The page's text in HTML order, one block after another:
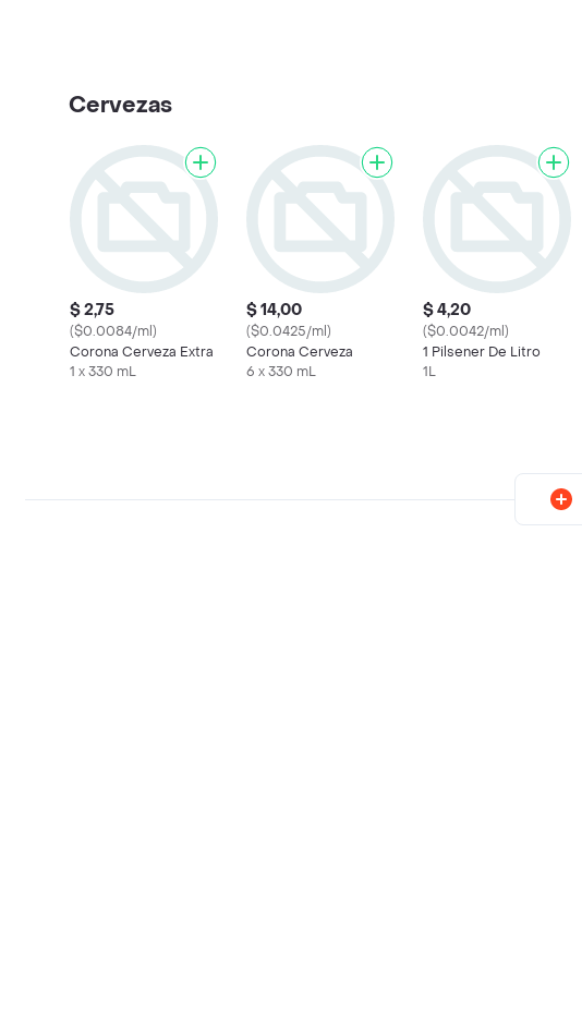
Cervezas
$ 2,75
($0.0084/ml)
Corona Cerveza Extra
1 x 330 mL
$ 14,00
($0.0425/ml)
Corona Cerveza
6 x 330 mL
$ 4,20
($0.0042/ml)
1 Pilsener De Litro
1L